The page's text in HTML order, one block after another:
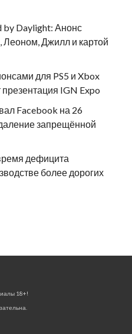
by Daylight: Анонс
Джилл и картой
для PS5 и Xbox
IGN Expo
Facebook на 26
запрещённой
дефицита
более дорогих
18+!